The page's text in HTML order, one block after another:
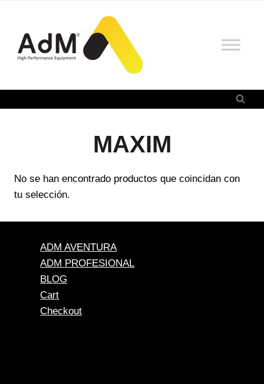
contenido
MAXIM
No se han encontrado productos que coincidan con
tu selección.
ADM AVENTURA
ADM PROFESIONAL
BLOG
Cart
Checkout